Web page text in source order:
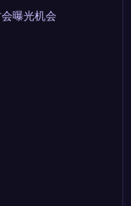
曝光机会